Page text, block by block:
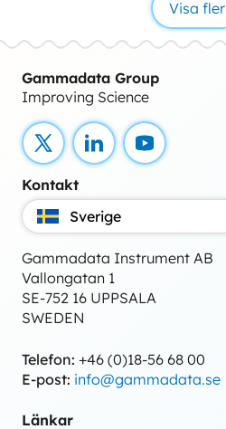
Visa fler
Gammadata Group
Improving Science
X LinkedInYouTube
Kontakt
Sverige
Gammadata Instrument AB
Vallongatan 1
SE-752 16 UPPSALA
SWEDEN
Telefon: +46 (0)18-56 68 00
E-post: info@gammadata.se
Länkar